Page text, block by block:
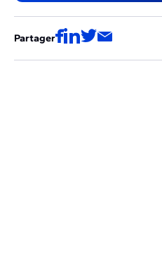
Partager